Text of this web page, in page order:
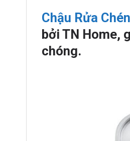
Chậu Rửa
bởi TN Home,
chóng.